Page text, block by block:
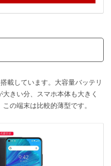
載しています。大容量バッテリ
きい分、スマホ本体も大きく
の端末は比較的薄型です。